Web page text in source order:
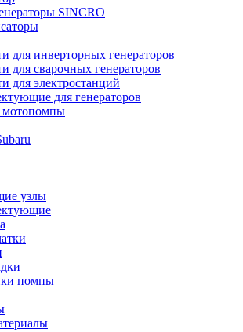
SINCRO
для инверторных генераторов
для сварочных генераторов
для электростанций
для генераторов
мотопомпы
узлы
помпы